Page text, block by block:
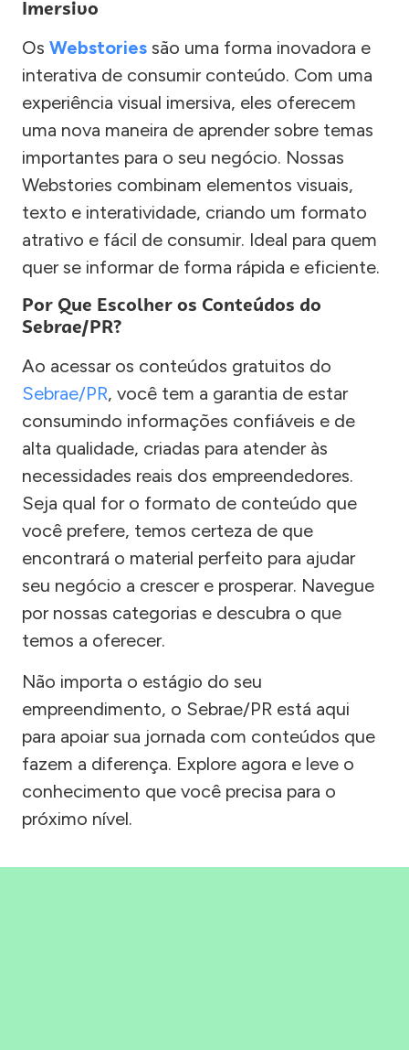
Imersivo
Os Webstories são uma forma inovadora e
interativa de consumir conteúdo. Com uma
experiência visual imersiva, eles oferecem
uma nova maneira de aprender sobre temas
importantes para o seu negócio. Nossas
Webstories combinam elementos visuais,
texto e interatividade, criando um formato
atrativo e fácil de consumir. Ideal para quem
quer se informar de forma rápida e eficiente.
Por Que Escolher os Conteúdos do
Sebrae/PR?
Ao acessar os conteúdos gratuitos do
Sebrae/PR, você tem a garantia de estar
consumindo informações confiáveis e de
alta qualidade, criadas para atender às
necessidades reais dos empreendedores.
Seja qual for o formato de conteúdo que
você prefere, temos certeza de que
encontrará o material perfeito para ajudar
seu negócio a crescer e prosperar. Navegue
por nossas categorias e descubra o que
temos a oferecer.
Não importa o estágio do seu
empreendimento, o Sebrae/PR está aqui
para apoiar sua jornada com conteúdos que
fazem a diferença. Explore agora e leve o
conhecimento que você precisa para o
próximo nível.